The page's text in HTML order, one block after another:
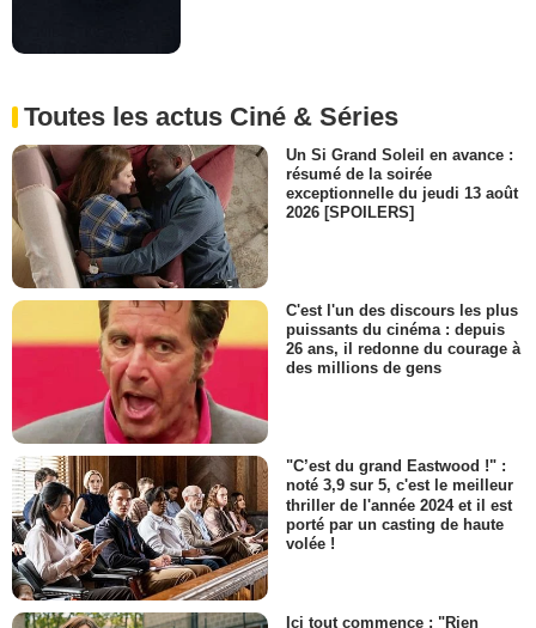
Toutes les actus Ciné & Séries
Un Si Grand Soleil en avance :
résumé de la soirée
exceptionnelle du jeudi 13 août
2026 [SPOILERS]
C'est l'un des discours les plus
puissants du cinéma : depuis
26 ans, il redonne du courage à
des millions de gens
"C’est du grand Eastwood !" :
noté 3,9 sur 5, c'est le meilleur
thriller de l'année 2024 et il est
porté par un casting de haute
volée !
Ici tout commence : "Rien